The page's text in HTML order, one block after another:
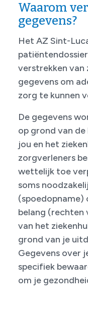
Waarom
gegevens?
Het AZ Sint-
verstrekken van
gegevens om
zorg te kunnen
De gegevens
op grond van
jou en het
zorgverleners
wettelijk toe
soms
belang (rechten
van het
grond van je
Gegevens over
specifiek
om je